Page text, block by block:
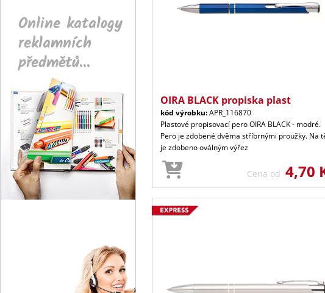
Online katalogy
reklamních
předmětů...
OIRA BLACK propiska plast
kód výrobku:APR_116870
Plastové propisovací pero OIRA BLACK - modré.
Pero je zdobené dvěma stříbrnými proužky. Na
je zdobeno oválným výřez
Cena od 4,70